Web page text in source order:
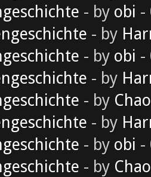
- by obi -
- by
- by obi -
- by
- by
- by
- by obi -
- by